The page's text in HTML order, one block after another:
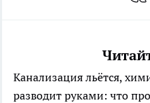
Канализация льётся,
разводит руками: что